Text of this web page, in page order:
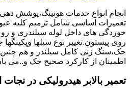
انجام انواع خدمات هونینگ،پوشش
تعمیرات اساسی شامل ترمیم کلیه
خوردگی های داخل لوله سیلندری و
روی پیستون.تغییر نوع سیلها وپکینگها
جک،سنگ زنی کامل سیلندر و هم
اطمینان از کارکرد صحیح جک و..می
تعمیر بالابر هیدرولیکی در نجات